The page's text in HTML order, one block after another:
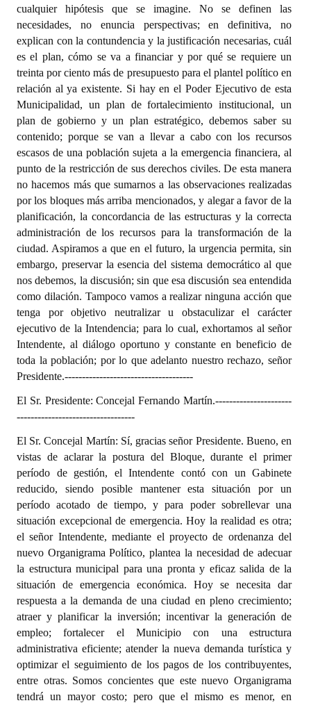
cualquier hipótesis que se imagine. No se definen las
necesidades, no enuncia perspectivas; en definitiva, no
explican con la contundencia y la justificación necesarias, cuál
es el plan, cómo se va a financiar y por qué se requiere un
treinta por ciento más de presupuesto para el plantel político en
relación al ya existente. Si hay en el Poder Ejecutivo de esta
Municipalidad, un plan de fortalecimiento institucional, un
plan de gobierno y un plan estratégico, debemos saber su
contenido; porque se van a llevar a cabo con los recursos
escasos de una población sujeta a la emergencia financiera, al
punto de la restricción de sus derechos civiles. De esta manera
no hacemos más que sumarnos a las observaciones realizadas
por los bloques más arriba mencionados, y alegar a favor de la
planificación, la concordancia de las estructuras y la correcta
administración de los recursos para la transformación de la
ciudad. Aspiramos a que en el futuro, la urgencia permita, sin
embargo, preservar la esencia del sistema democrático al que
nos debemos, la discusión; sin que esa discusión sea entendida
como dilación. Tampoco vamos a realizar ninguna acción que
tenga por objetivo neutralizar u obstaculizar el carácter
ejecutivo de la Intendencia; para lo cual, exhortamos al señor
Intendente, al diálogo oportuno y constante en beneficio de
toda la población; por lo que adelanto nuestro rechazo, señor
Presidente.-------------------------------------
El Sr. Presidente: Concejal Fernando Martín.----------------------
----------------------------------
El Sr. Concejal Martín: Sí, gracias señor Presidente. Bueno, en
vistas de aclarar la postura del Bloque, durante el primer
período de gestión, el Intendente contó con un Gabinete
reducido, siendo posible mantener esta situación por un
período acotado de tiempo, y para poder sobrellevar una
situación excepcional de emergencia. Hoy la realidad es otra;
el señor Intendente, mediante el proyecto de ordenanza del
nuevo Organigrama Político, plantea la necesidad de adecuar
la estructura municipal para una pronta y eficaz salida de la
situación de emergencia económica. Hoy se necesita dar
respuesta a la demanda de una ciudad en pleno crecimiento;
atraer y planificar la inversión; incentivar la generación de
empleo; fortalecer el Municipio con una estructura
administrativa eficiente; atender la nueva demanda turística y
optimizar el seguimiento de los pagos de los contribuyentes,
entre otras. Somos concientes que este nuevo Organigrama
tendrá un mayor costo; pero que el mismo es menor, en